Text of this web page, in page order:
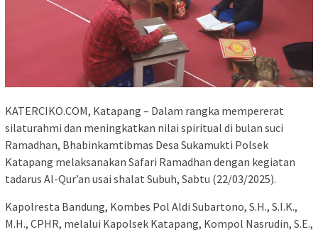
KATERCIKO.COM, Katapang – Dalam rangka mempererat
silaturahmi dan meningkatkan nilai spiritual di bulan suci
Ramadhan, Bhabinkamtibmas Desa Sukamukti Polsek
Katapang melaksanakan Safari Ramadhan dengan kegiatan
tadarus Al-Qur’an usai shalat Subuh, Sabtu (22/03/2025).
Kapolresta Bandung, Kombes Pol Aldi Subartono, S.H., S.I.K.,
M.H., CPHR, melalui Kapolsek Katapang, Kompol Nasrudin, S.E.,